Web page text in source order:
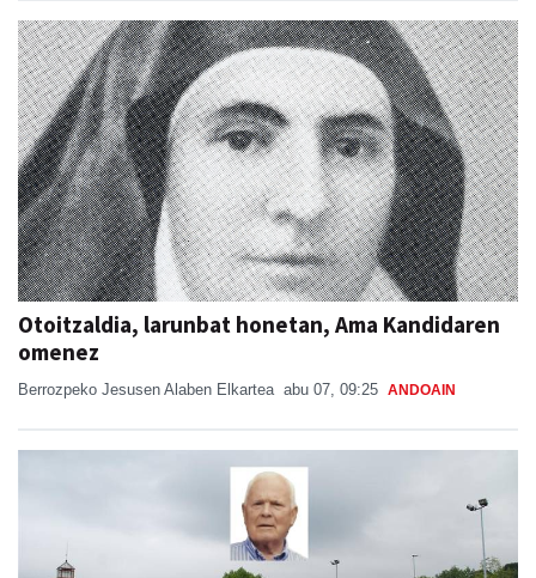
Otoitzaldia, larunbat honetan, Ama Kandidaren
omenez
Berrozpeko Jesusen Alaben Elkartea abu 07, 09:25 ANDOAIN